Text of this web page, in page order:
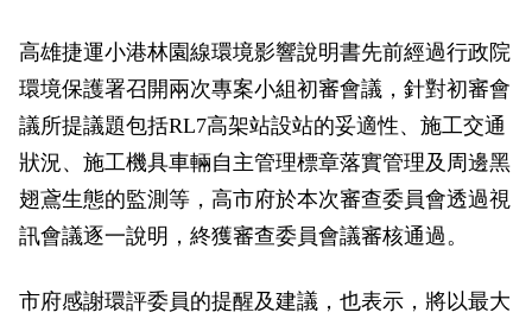
無架空線
高雄捷運小港林園線環境影響說明書先前經過行政院
環境保護署召開兩次專案小組初審會議，針對初審會
議所提議題包括RL7高架站設站的妥適性、施工交通
狀況、施工機具車輛自主管理標章落實管理及周邊黑
翅鳶生態的監測等，高市府於本次審查委員會透過視
訊會議逐一說明，終獲審查委員會議審核通過。
市府感謝環評委員的提醒及建議，也表示，將以最大